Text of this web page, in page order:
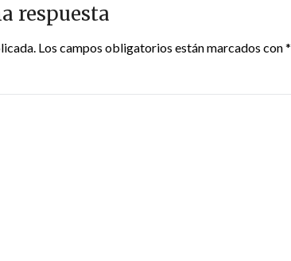
respuesta
Los campos obligatorios están marcados con*